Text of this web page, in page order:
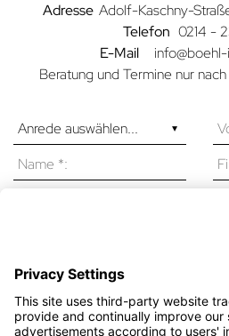
Adresse Adolf-Kaschny-
Telefon 0214 -
E-Mail
Beratung und Termine nur